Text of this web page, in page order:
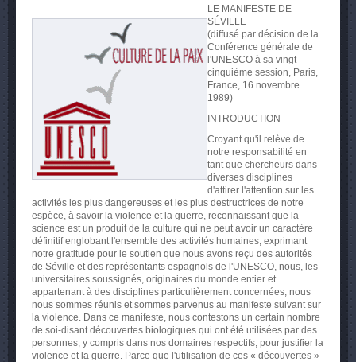
LE MANIFESTE DE
SÉVILLE
(diffusé par décision de la
Conférence générale de
l'UNESCO à sa vingt-
cinquième session, Paris,
France, 16 novembre
1989)
INTRODUCTION
Croyant qu'il relève de
notre responsabilité en
tant que chercheurs dans
diverses disciplines
d'attirer l'attention sur les
activités les plus dangereuses et les plus destructrices de notre
espèce, à savoir la violence et la guerre, reconnaissant que la
science est un produit de la culture qui ne peut avoir un caractère
définitif englobant l'ensemble des activités humaines, exprimant
notre gratitude pour le soutien que nous avons reçu des autorités
de Séville et des représentants espagnols de l'UNESCO, nous, les
universitaires soussignés, originaires du monde entier et
appartenant à des disciplines particulièrement concernées, nous
nous sommes réunis et sommes parvenus au manifeste suivant sur
la violence. Dans ce manifeste, nous contestons un certain nombre
de soi-disant découvertes biologiques qui ont été utilisées par des
personnes, y compris dans nos domaines respectifs, pour justifier la
violence et la guerre. Parce que l'utilisation de ces « découvertes »